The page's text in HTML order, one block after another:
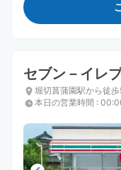
セブン－イレ
堀切菖蒲園駅から徒
本日の営業時間 :